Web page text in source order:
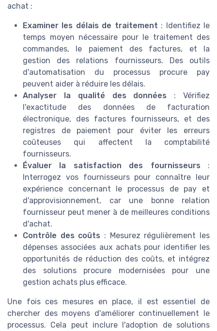
achat :
Examiner les délais de traitement : Identifiez le
temps moyen nécessaire pour le traitement des
commandes, le paiement des factures, et la
gestion des relations fournisseurs. Des outils
d'automatisation du processus procure pay
peuvent aider à réduire les délais.
Analyser la qualité des données : Vérifiez
l'exactitude des données de facturation
électronique, des factures fournisseurs, et des
registres de paiement pour éviter les erreurs
coûteuses qui affectent la comptabilité
fournisseurs.
Évaluer la satisfaction des fournisseurs :
Interrogez vos fournisseurs pour connaître leur
expérience concernant le processus de pay et
d'approvisionnement, car une bonne relation
fournisseur peut mener à de meilleures conditions
d'achat.
Contrôle des coûts : Mesurez régulièrement les
dépenses associées aux achats pour identifier les
opportunités de réduction des coûts, et intégrez
des solutions procure modernisées pour une
gestion achats plus efficace.
Une fois ces mesures en place, il est essentiel de
chercher des moyens d'améliorer continuellement le
processus. Cela peut inclure l'adoption de solutions